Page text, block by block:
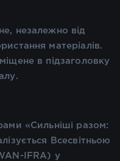
незалежно від
матеріалів.
в підзаголовку
«Сильніші разом:
Всесвітньою
IFRA) у